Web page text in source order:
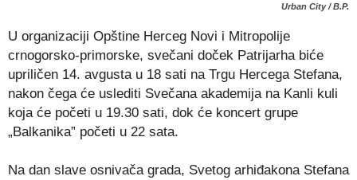
Urban City / B.P.
U organizaciji Opštine Herceg Novi i Mitropolije
crnogorsko-primorske, svečani doček Patrijarha biće
upriličen 14. avgusta u 18 sati na Trgu Hercega Stefana,
nakon čega će uslediti Svečana akademija na Kanli kuli
koja će početi u 19.30 sati, dok će koncert grupe
„Balkanika” početi u 22 sata.
Na dan slave osnivača grada, Svetog arhiđakona Stefana